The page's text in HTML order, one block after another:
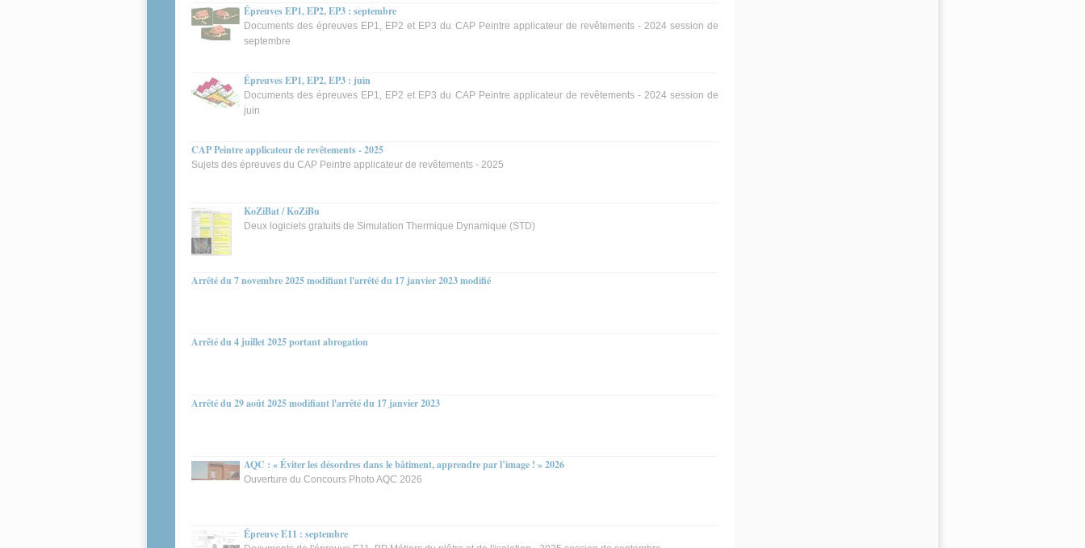
Épreuves EP1, EP2, EP3 : septembre
Documents des épreuves EP1, EP2 et EP3 du CAP Peintre applicateur de revêtements - 2024 session de
septembre
Épreuves EP1, EP2, EP3 : juin
Documents des épreuves EP1, EP2 et EP3 du CAP Peintre applicateur de revêtements - 2024 session de
juin
CAP Peintre applicateur de revêtements - 2025
Sujets des épreuves du CAP Peintre applicateur de revêtements - 2025
KoZiBat / KoZiBu
Deux logiciels gratuits de Simulation Thermique Dynamique (STD)
Arrêté du 7 novembre 2025 modifiant l'arrêté du 17 janvier 2023 modifié
Arrêté du 4 juillet 2025 portant abrogation
Arrêté du 29 août 2025 modifiant l'arrêté du 17 janvier 2023
AQC : « Éviter les désordres dans le bâtiment, apprendre par l’image ! » 2026
Ouverture du Concours Photo AQC 2026
Épreuve E11 : septembre